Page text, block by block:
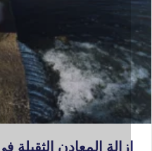
المعادن الثقيلة في